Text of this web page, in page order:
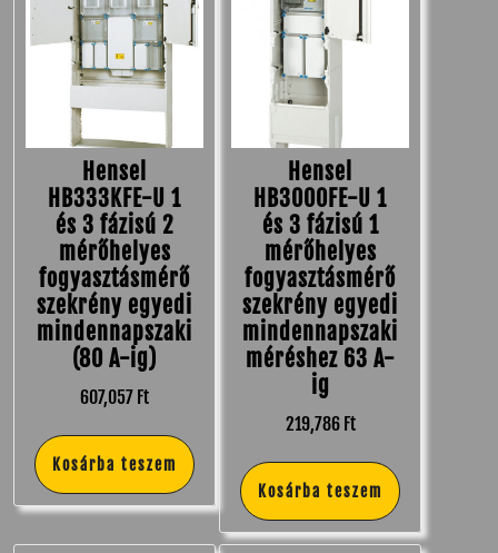
Hensel
HB333KFE-U 1
és 3 fázisú 2
mérőhelyes
fogyasztásmérő
szekrény egyedi
mindennapszaki
(80 A-ig)
607,057 Ft
Kosárba teszem
Hensel
HB3000FE-U 1
és 3 fázisú 1
mérőhelyes
fogyasztásmérő
szekrény egyedi
mindennapszaki
méréshez 63 A-
ig
219,786 Ft
Kosárba teszem